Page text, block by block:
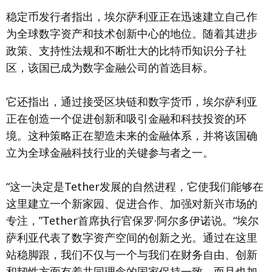
稳定币发行者指出，埃尔萨利亚正在迅速建立自己作
为全球数字资产和技术创新中心的地位。随着其进步
政策、支持性法规和不断壮大的比特币知识分子社
区，该国已成为数字金融公司的首选目标。
它还指出，通过接受区块链和数字货币，埃尔萨利亚
正在创造一个促进创新和吸引金融和科技投资的环
境。这种策略正在塑造未来的金融体系，并将该国确
立为全球金融科技行业的关键参与者之一。
“这一决定是Tether发展的自然进程，它使我们能够在
这里建立一个新家园、促进合作、加强对新兴市场的
专注，”Tether首席执行官保罗·阿尔多伊诺说。“埃尔
萨利亚代表了数字资产空间的创新之光。通过在这里
站稳脚跟，我们不仅与一个与我们在财务自由、创新